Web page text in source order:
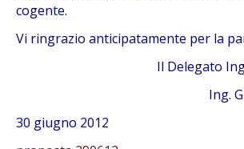
cogente.
Vi ringrazio anticipatamente per la
Il Delegato
Ing.
30 giugno 2012